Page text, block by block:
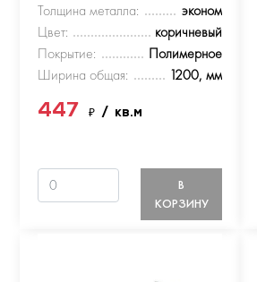
Толщина металла:
эконом
Цвет:
коричневый
Покрытие:
Полимерное
Ширина общая:
1200, мм
447₽/ кв.м
В
КОРЗИНУ